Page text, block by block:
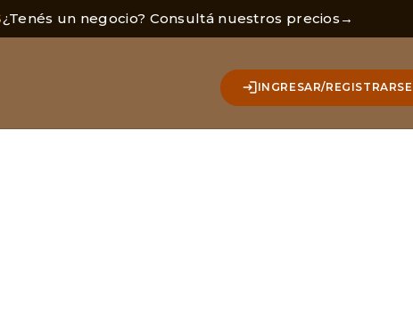
¿Tenés un negocio? Consultá nuestros precios →
INGRESAR/REGISTRARSE